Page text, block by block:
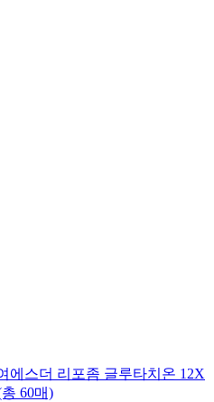
에스더 리포좀 글루타치온 12X
60매)